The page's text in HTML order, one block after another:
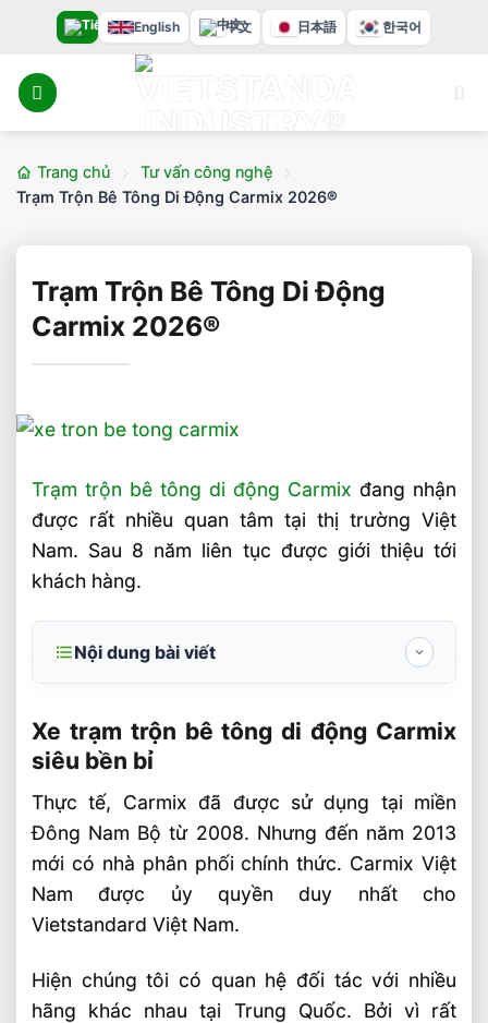
nội
dung
English 中文 日本語 한국어
Trang chủ
Tư vấn công nghệ
Trạm Trộn Bê Tông Di Động Carmix 2026®
Trạm Trộn Bê Tông Di Động
Carmix 2026®
Trạm trộn bê tông di động Carmix đang nhận
được rất nhiều quan tâm tại thị trường Việt
Nam. Sau 8 năm liên tục được giới thiệu tới
khách hàng.
Nội dung bài viết
bền bỉ
Xe trạm trộn bê tông di động Carmix và
Trung Quốc
Ứng dụng trạm trộn bê tông di động
Carmix
Đại diện duy nhất tại Việt Nam của
Carmix
Xe trộn bê tông di động Carmix có năng
suất trộn bê tông cao nhất
Xe trạm trộn bê tông di động Carmix
siêu bền bỉ
Thực tế, Carmix đã được sử dụng tại miền
Đông Nam Bộ từ 2008. Nhưng đến năm 2013
mới có nhà phân phối chính thức. Carmix Việt
Nam được ủy quyền duy nhất cho
Vietstandard Việt Nam.
Hiện chúng tôi có quan hệ đối tác với nhiều
hãng khác nhau tại Trung Quốc. Bởi vì rất